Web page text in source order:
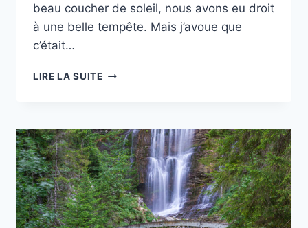
beau coucher de soleil, nous avons eu droit
à une belle tempête. Mais j’avoue que
c’était…
LIRE LA SUITEPROJET
–
TEMPÊTE
EN
APPROCHE
SUR
L’ATLANTIQUE